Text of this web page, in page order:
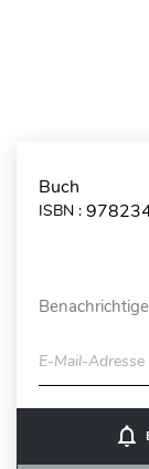
Buch
ISBN :
E-Mail-Adresse
notifications_none